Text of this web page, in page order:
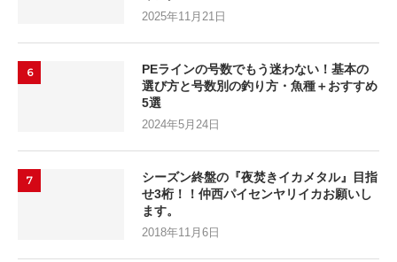
2025年11月21日
6
PEラインの号数でもう迷わない！基本の
選び方と号数別の釣り方・魚種＋おすすめ
5選
2024年5月24日
7
シーズン終盤の『夜焚きイカメタル』目指
せ3桁！！仲西パイセンヤリイカお願いし
ます。
2018年11月6日